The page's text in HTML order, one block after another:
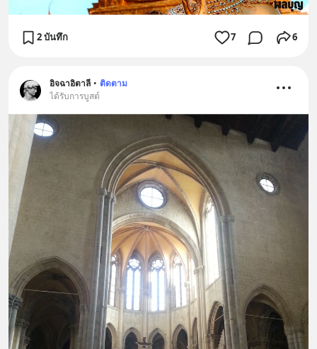
2 บันทึก 7 6
อิจฉาอิตาลี • ติดตาม
ได้รับการบูสต์